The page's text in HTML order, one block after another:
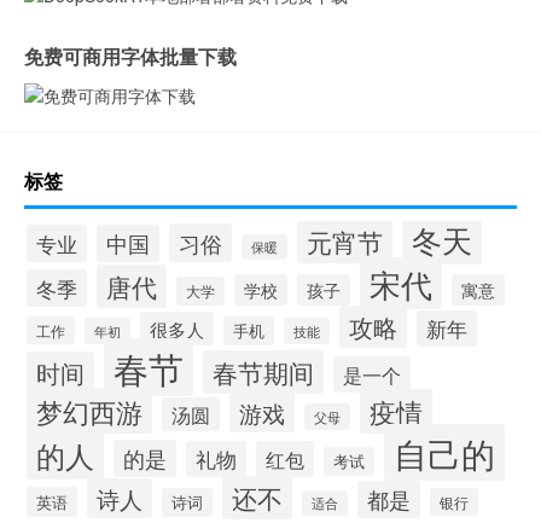
免费可商用字体批量下载
标签
专业 中国 习俗 保暖 元宵节 冬天
冬季 唐代 大学 学校 孩子 宋代 寓意
工作 年初 很多人 手机 技能 攻略 新年
时间 春节 春节期间 是一个
梦幻西游 汤圆 游戏 父母 疫情
的人 的是 礼物 红包 考试 自己的
英语 诗人 诗词 还不 适合 都是 银行